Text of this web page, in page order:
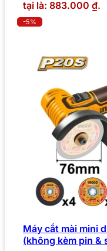
tại là: 883.000 ₫.
-5%
Máy cắt mài mini
(không kèm pin &